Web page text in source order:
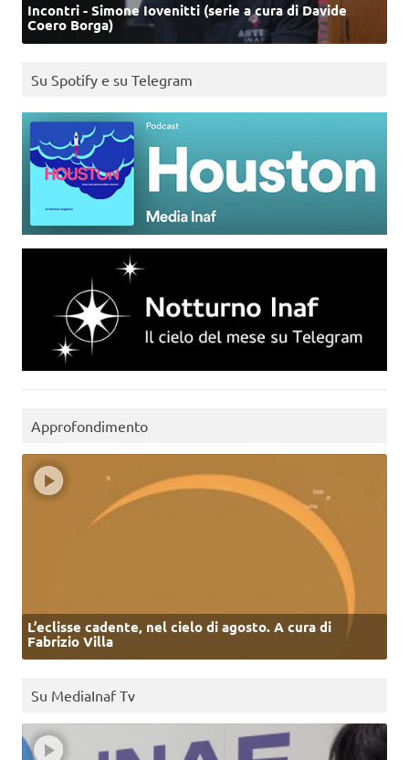
Incontri - Simone Iovenitti (serie a cura di Davide
Coero Borga)
Su Spotify e su Telegram
Approfondimento
L’eclisse cadente, nel cielo di agosto. A cura di
Fabrizio Villa
Su MediaInaf Tv